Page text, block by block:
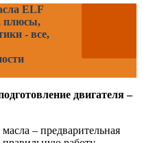
ELF
плюсы,
- все,
двигателя –
– предварительная